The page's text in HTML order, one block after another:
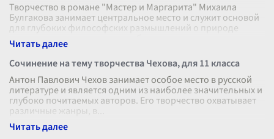
Творчество в романе "Мастер и Маргарита" Михаила
Булгакова занимает центральное место и служит основой
для глубоких философских размышлений о природе
искусства, его роли в жизни об
Сочинение на тему творчества Чехова, для 11 класса
Антон Павлович Чехов занимает особое место в русской
литературе и является одним из наиболее значительных и
глубоко почитаемых авторов. Его творчество охватывает
различные жанры, в